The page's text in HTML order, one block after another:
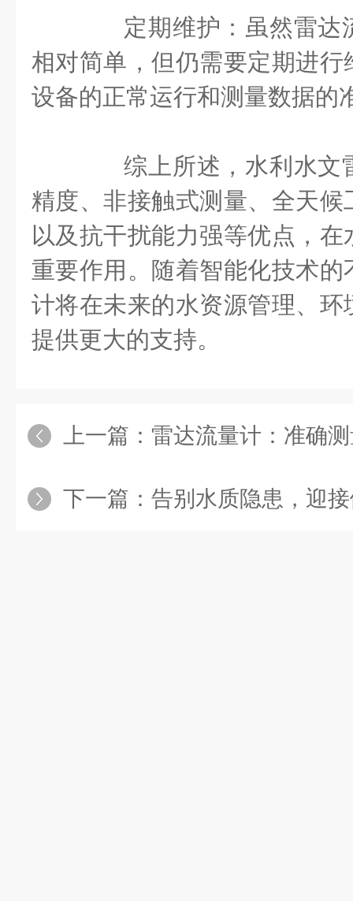
定期维护：虽然雷达
相对简单，但仍需要定期进
设备的正常运行和测量数据的
综上所述，水利水文
精度、非接触式测量、全天
以及抗干扰能力强等优点，
重要作用。随着智能化技术
计将在未来的水资源管理、
提供更大的支持。
上一篇： 雷达流量计：准确测量
下一篇： 告别水质隐患，迎接健康生活：余